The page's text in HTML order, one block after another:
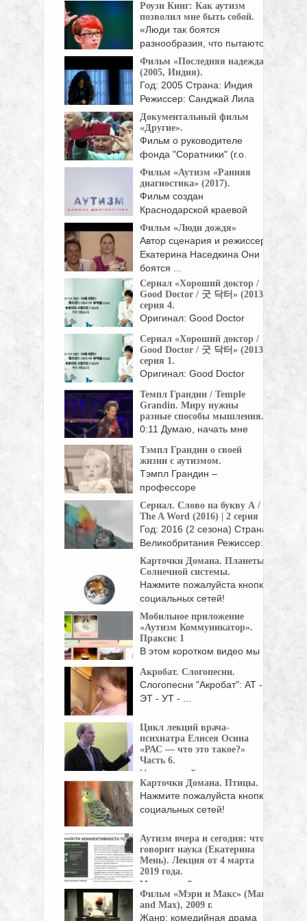
Роузи Кинг: Как аутизм
позволил мне быть собой.
«Люди так боятся
разнообразия, что пытаются
уложить ...
Фильм «Последняя надежда»
(2005, Индия).
Год: 2005 Страна: Индия
Режиссер: Санджай Лила
Бхансали Жанр: драма
Мишель ...
Документальный фильм
«Другие».
Фильм о руководителе
фонда "Соратники" (г.о.
Химки ...
Фильм «Аутизм «Ранняя
диагностика» (2017).
Фильм создан
Краснодарской краевой
общественной
организацией
Просветительный ...
Фильм «Люди дождя»
Автор сценария и режиссер-
Екатерина Наседкина Они
боятся ...
Сериал «Хороший доктор /
Good Doctor / 굿 닥터» (2013),
серия 4.
Оригинал: Good Doctor
Страна: Корея Южная Год:
...
Сериал «Хороший доктор /
Good Doctor / 굿 닥터» (2013),
серия 1.
Оригинал: Good Doctor
Страна: Корея Южная Год:
...
Темпл Грандин / Temple
Grandin. Миру нужны
разные способы мышления.
0:11 Думаю, начать мне
Тэмпл Грандин о своей
жизни с аутизмом.
Тэмпл Грандин –
профессоре
животноводства,
специалистке по ...
Сериал. Слово на букву А /
The A Word (2016) | 2 серия
Год: 2016 (2 сезона) Страна:
Великобритания Режиссер:
Питер Каттанео, ...
Карточки Домана. Планеты
Солнечной системы.
Нажмите пожалуйста кнопки
социальных сетей!
Мобильное приложение
«Аутизм Коммуникатор».
Праксис 1
В этом коротком видео мы
Акробат. Слогопесни.
Слогопесни "Акробат": АТ -
ЭТ - УТ - ...
Цикл лекций врача-
психиатра Елисея Осина
«РАС — что это такое?»
Часть 6.
Цикл лекций врача-
психиатра Елисея Осина.
Тема семинара "Расстройства ...
Карточки Домана. Птицы.
Нажмите пожалуйста кнопки
социальных сетей!
Аутизм вчера и сегодня: что
говорит наука (Екатерина
Мень). Лекция от 4 марта
2019 года.
Московский институт
психоанализа первым в
России ввел ...
Фильм «Мэри и Макс» (Mary
and Max), 2009 г.
Жанр: комедийная драма